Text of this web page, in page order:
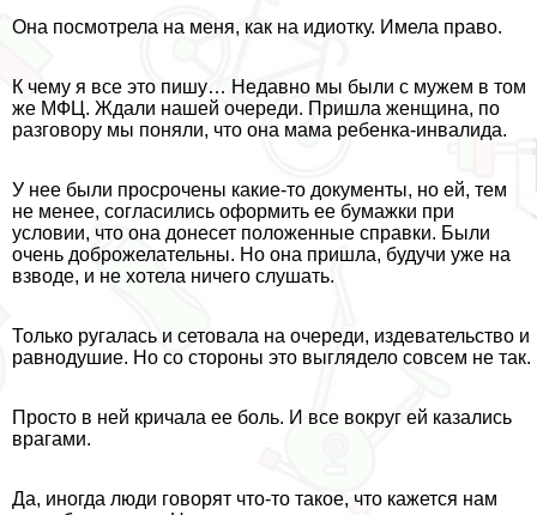
Она посмотрела на меня, как на идиотку. Имела право.
К чему я все это пишу… Недавно мы были с мужем в том
же МФЦ. Ждали нашей очереди. Пришла женщина, по
разговору мы поняли, что она мама ребенка-инвалида.
У нее были просрочены какие-то документы, но ей, тем
не менее, согласились оформить ее бумажки при
условии, что она донесет положенные справки. Были
очень доброжелательны. Но она пришла, будучи уже на
взводе, и не хотела ничего слушать.
Только ругалась и сетовала на очереди, издевательство и
равнодушие. Но со стороны это выглядело совсем не так.
Просто в ней кричала ее боль. И все вокруг ей казались
врагами.
Да, иногда люди говорят что-то такое, что кажется нам